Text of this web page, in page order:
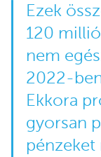
Ezek
120
nem
2022-
Ekkora
gyorsan